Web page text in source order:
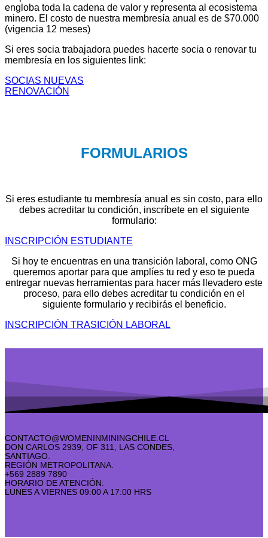
engloba toda la cadena de valor y representa al ecosistema
minero. El costo de nuestra membresía anual es de $70.000
(vigencia 12 meses)
Si eres socia trabajadora puedes hacerte socia o renovar tu
membresía en los siguientes link:
SOCIAS NUEVAS
RENOVACIÓN
FORMULARIOS
Si eres estudiante tu membresía anual es sin costo, para ello
debes acreditar tu condición, inscríbete en el siguiente
formulario:
INSCRIPCIÓN ESTUDIANTE
Si hoy te encuentras en una transición laboral, como ONG
queremos aportar para que amplíes tu red y eso te pueda
entregar nuevas herramientas para hacer más llevadero este
proceso, para ello debes acreditar tu condición en el
siguiente formulario y recibirás el beneficio.
INSCRIPCIÓN TRASICIÓN LABORAL
CONTACTO@WOMENINMININGCHILE.CL
DON CARLOS 2939, OF 311, LAS CONDES,
SANTIAGO.
REGIÓN METROPOLITANA.
+569 2889 7890
HORARIO DE ATENCIÓN:
LUNES A VIERNES 09:00 A 17:00 HRS